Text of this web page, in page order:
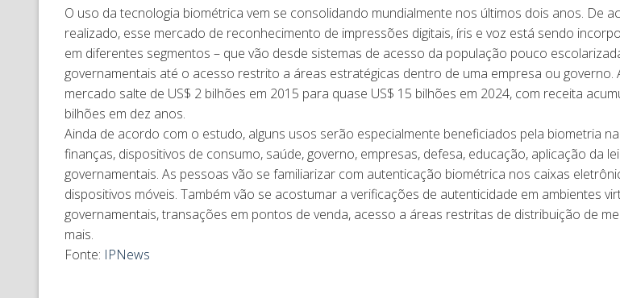
O uso da tecnologia biométrica vem se consolidando mundialmente nos últimos dois anos. De
realizado, esse mercado de reconhecimento de impressões digitais, íris e voz está sendo
em diferentes segmentos – que vão desde sistemas de acesso da população pouco
governamentais até o acesso restrito a áreas estratégicas dentro de uma empresa ou governo.
mercado salte de US$ 2 bilhões em 2015 para quase US$ 15 bilhões em 2024, com receita
bilhões em dez anos.
Ainda de acordo com o estudo, alguns usos serão especialmente beneficiados pela biometria
finanças, dispositivos de consumo, saúde, governo, empresas, defesa, educação, aplicação da
governamentais. As pessoas vão se familiarizar com autenticação biométrica nos caixas
dispositivos móveis. Também vão se acostumar a verificações de autenticidade em ambientes
governamentais, transações em pontos de venda, acesso a áreas restritas de distribuição de
mais.
Fonte: IPNews